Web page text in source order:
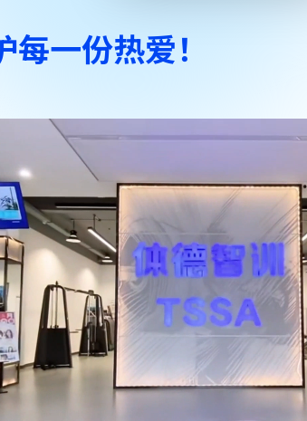
每一份热爱！